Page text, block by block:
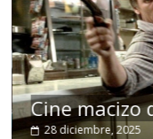
Cine macizo
28 diciembre, 2025